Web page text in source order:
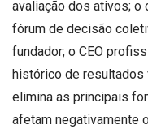
avaliação dos ativos; o
fórum de decisão
fundador; o CEO
histórico de
elimina as principais
afetam negativamente